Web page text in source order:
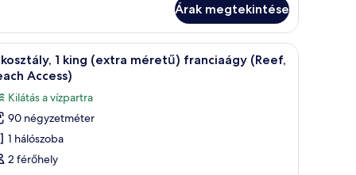
Árak megtekintése
egy faasztallal, ahonnan kilátás nyílik a tengerpartra és az óceánra.
Egy modern nappali, nagy képernyős
8
1 king (extra méretű) franciaágy (Reef,
Access)
Kilátás a vízpartra
90 négyzetméter
1 hálószoba
2 férőhely